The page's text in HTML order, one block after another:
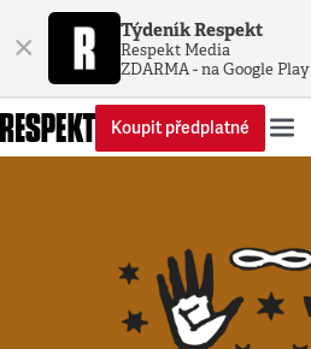
× Týdeník Respekt
Respekt Media
ZDARMA - na Google Play
Koupit předplatné